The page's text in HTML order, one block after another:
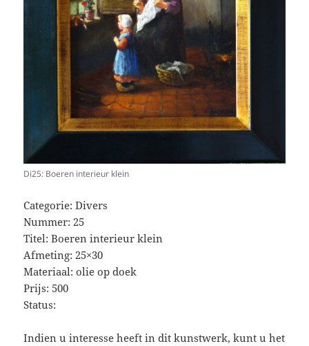
Di25: Boeren interieur klein
Categorie: Divers
Nummer: 25
Titel: Boeren interieur klein
Afmeting: 25×30
Materiaal: olie op doek
Prijs: 500
Status:
Indien u interesse heeft in dit kunstwerk, kunt u het